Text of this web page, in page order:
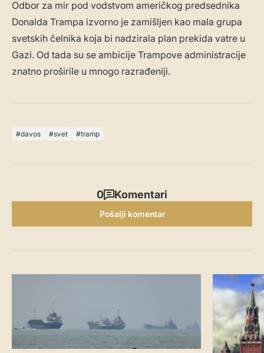
Odbor za mir pod vodstvom američkog predsednika
Donalda Trampa izvorno je zamišljen kao mala grupa
svetskih čelnika koja bi nadzirala plan prekida vatre u
Gazi. Od tada su se ambicije Trampove administracije
znatno proširile u mnogo razrađeniji.
davos svet tramp
0 Komentari
Pošalji komentar